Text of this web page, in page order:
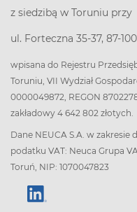
z siedzibą w Toruniu przy
ul. Forteczna 35-37, 87-
wpisana do Rejestru
Toruniu, VII Wydział
0000049872, REGON
zakładowy 4 642 802 złotych.
Dane NEUCA S.A. w zakresie
podatku VAT: Neuca Grupa
Toruń, NIP: 1070047823